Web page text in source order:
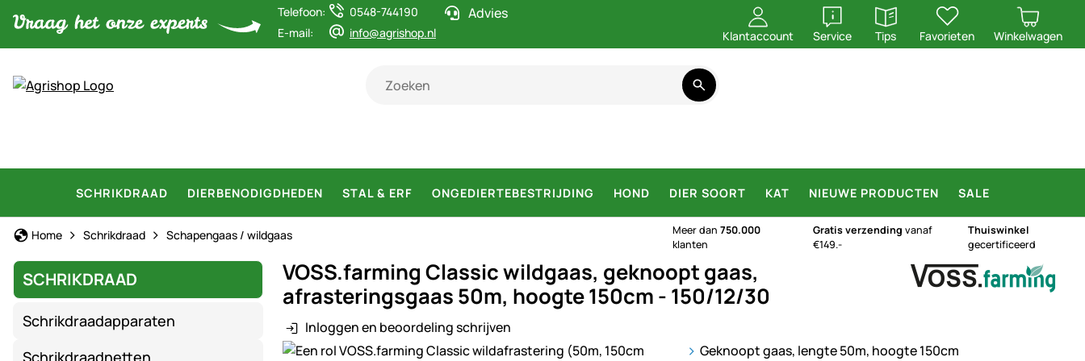
Telefoon:
0548-744190
E-mail:
info@agrishop.nl
Advies
Klantaccount Service
openen
Tips
openen
Favorieten Winkelwagen
SCHRIKDRAAD DIERBENODIGDHEDEN STAL & ERF ONGEDIERTEBESTRIJDING HOND DIER SOORT KAT NIEUWE PRODUCTEN SALE
Home Schrikdraad Schapengaas / wildgaas Meer dan750.000
klanten
Gratis verzending vanaf
€149.-
Thuiswinkel
gecertificeerd
SCHRIKDRAAD
Schrikdraadapparaten
Schrikdraadnetten
VOSS.farming Classic wildgaas, geknoopt gaas,
afrasteringsgaas 50m, hoogte 150cm - 150/12/30
Inloggen en beoordeling schrijven
Productgalerij
Geknoopt gaas, lengte 50m, hoogte 150cm